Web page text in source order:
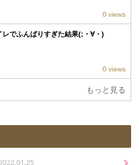
0 views
レでふんばりすぎた結果(;・∀・)
0 views
もっと見る